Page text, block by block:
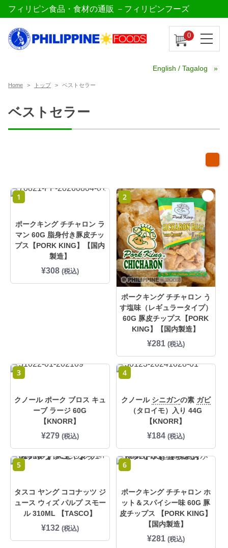
フィリピン食品・食材の通販 －フィリピンフーズ
0
English / Tagalog
Home トップ ベストセラー
ベストセラー
1
ポークキング チチャロン ラ
マン 60G 脂身付き豚皮チッ
プス【PORK KING】【国内
製造】
¥308 (税込)
2
ポークキング チチャロン う
す塩味（レギュラータイプ）
60G 豚皮チップス【PORK
KING】【国内製造】
¥281 (税込)
3
クノール ポーク ブロス キュ
ーブ ラージ 60G
【KNORR】
¥279 (税込)
4
クノール シニガンの素 ガビ
（タロイモ）入り 44G
【KNORR】
¥184 (税込)
5
タスコ ヤング ココナッツ ジ
ュース ウィズ パルプ スモー
ル 310ML 【TASCO】
¥132 (税込)
6
ポークキング チチャロン ホ
ット＆スパイシー味 60G 豚
皮チップス 【PORK KING】
【国内製造】
¥281 (税込)